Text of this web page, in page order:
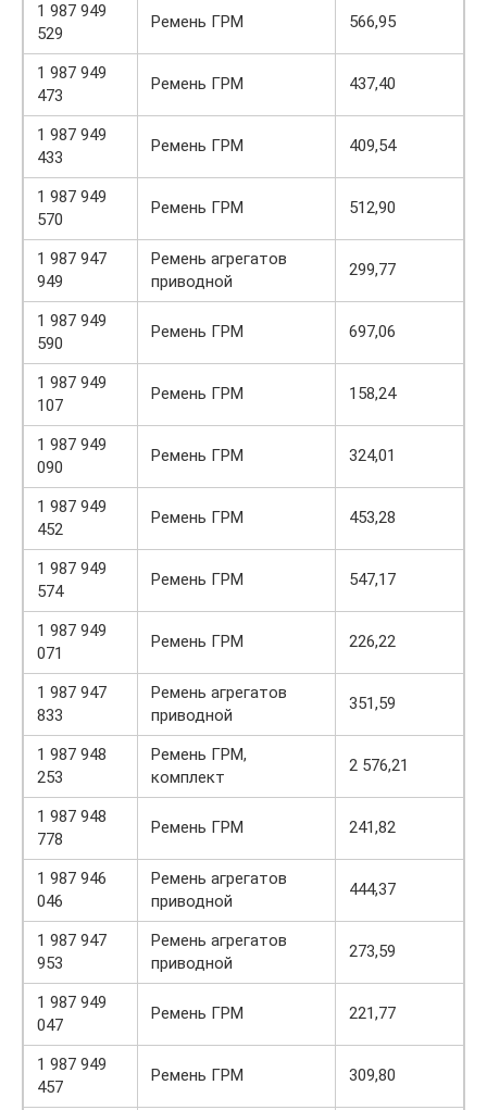
1 987 949
529
Ремень ГРМ 566,95
1 987 949
473
Ремень ГРМ 437,40
1 987 949
433
Ремень ГРМ 409,54
1 987 949
570
Ремень ГРМ 512,90
1 987 947
949
Ремень агрегатов
приводной
299,77
1 987 949
590
Ремень ГРМ 697,06
1 987 949
107
Ремень ГРМ 158,24
1 987 949
090
Ремень ГРМ 324,01
1 987 949
452
Ремень ГРМ 453,28
1 987 949
574
Ремень ГРМ 547,17
1 987 949
071
Ремень ГРМ 226,22
1 987 947
833
Ремень агрегатов
приводной
351,59
1 987 948
253
Ремень ГРМ,
комплект
2 576,21
1 987 948
778
Ремень ГРМ 241,82
1 987 946
046
Ремень агрегатов
приводной
444,37
1 987 947
953
Ремень агрегатов
приводной
273,59
1 987 949
047
Ремень ГРМ 221,77
1 987 949
457
Ремень ГРМ 309,80